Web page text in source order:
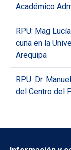
Académico
RPU: Mag
cuna en la
Arequipa
RPU: Dr.
del Centro del